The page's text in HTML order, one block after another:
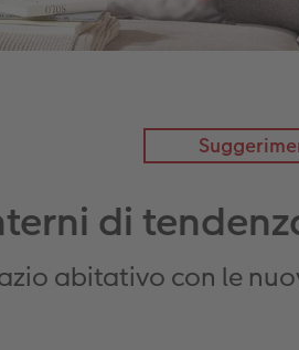
di
abitativo con le